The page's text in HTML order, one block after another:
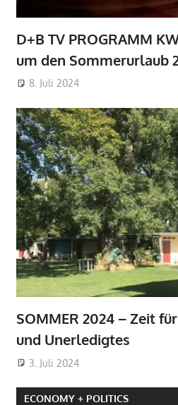
D+B TV PROGRAMM
um den Sommerurlaub
8. Juli 2024
SOMMER 2024 – Zeit
und Unerledigtes
3. Juli 2024
ECONOMY + POLITICS